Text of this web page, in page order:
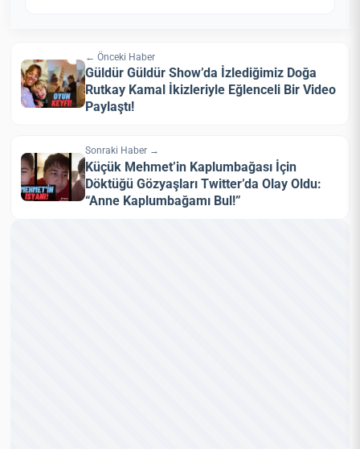
← Önceki Haber
Güldür Güldür Show’da İzlediğimiz Doğa
Rutkay Kamal İkizleriyle Eğlenceli Bir Video
Paylaştı!
Sonraki Haber →
Küçük Mehmet’in Kaplumbağası İçin
Döktüğü Gözyaşları Twitter’da Olay Oldu:
“Anne Kaplumbağamı Bul!”